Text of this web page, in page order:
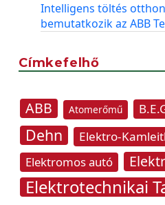
Intelligens töltés
bemutatkozik az ABB
Címkefelhő
ABB Atomerőmű
Dehn
Elektro-
Elektromos autó
Elektrotechnikai